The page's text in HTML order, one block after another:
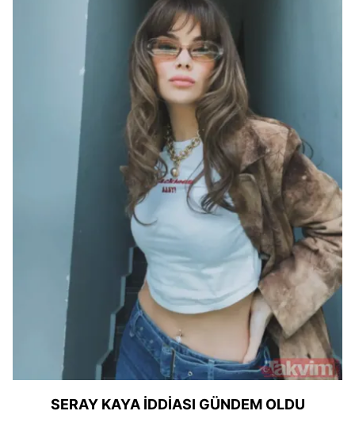
SERAY KAYA İDDİASI GÜNDEM OLDU